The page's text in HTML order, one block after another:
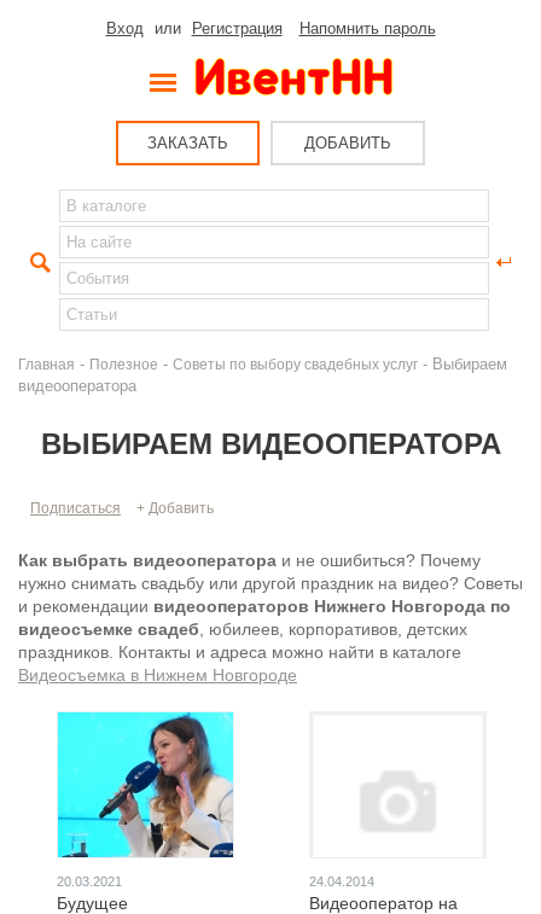
Вход или Регистрация Напомнить пароль
ЗАКАЗАТЬ ДОБАВИТЬ
Главная - Полезное - Советы по выбору свадебных услуг - Выбираем
видеооператора
ВЫБИРАЕМ ВИДЕООПЕРАТОРА
Подписаться + Добавить
Как выбрать видеооператора и не ошибиться? Почему
нужно снимать свадьбу или другой праздник на видео? Советы
и рекомендации видеооператоров Нижнего Новгорода по
видеосъемке свадеб , юбилеев, корпоративов, детских
праздников. Контакты и адреса можно найти в каталоге
Видеосъемка в Нижнем Новгороде
20.03.2021
Будущее
24.04.2014
Видеооператор на